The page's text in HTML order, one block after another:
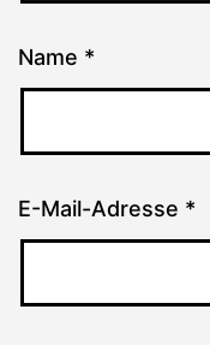
Name *
E-Mail-Adresse *